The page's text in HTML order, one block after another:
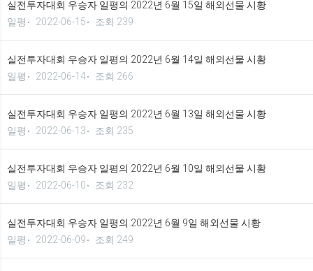
실전투자대회 우승자 일평의 2022년 6월 15일 해외선물 시황
일평
2022-06-15 조회 239
실전투자대회 우승자 일평의 2022년 6월 14일 해외선물 시황
일평
2022-06-14 조회 266
실전투자대회 우승자 일평의 2022년 6월 13일 해외선물 시황
일평
2022-06-13 조회 235
실전투자대회 우승자 일평의 2022년 6월 10일 해외선물 시황
일평
2022-06-10 조회 232
실전투자대회 우승자 일평의 2022년 6월 9일 해외선물 시황
일평
2022-06-09 조회 249